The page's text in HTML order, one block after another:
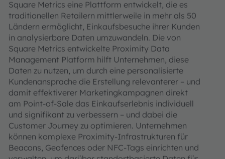
Square Metrics eine Plattform entwickelt, die es
traditionellen Retailern mittlerweile in mehr als 50
Ländern ermöglicht, Einkaufsbesuche ihrer Kunden
in analysierbare Daten umzuwandeln. Die von
Square Metrics entwickelte Proximity Data
Management Platform hilft Unternehmen, diese
Daten zu nutzen, um durch eine personalisierte
Kundenansprache die Erstellung relevanterer – und
damit effektiverer Marketingkampagnen direkt
am Point-of-Sale das Einkaufserlebnis individuell
und signifikant zu verbessern – und dabei die
Customer Journey zu optimieren. Unternehmen
können komplexe Proximity-Infrastrukturen für
Beacons, Geofences oder NFC-Tags einrichten und